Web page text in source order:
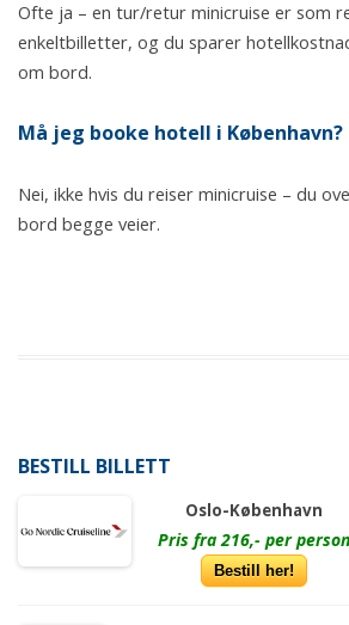
Ofte ja – en tur/retur minicruise er som
enkeltbilletter, og du sparer
om bord.
Må jeg booke hotell i København?
Nei, ikke hvis du reiser minicruise – du
bord begge veier.
BESTILL BILLETT
Oslo-København
Pris fra 216,- per person
Bestill her!